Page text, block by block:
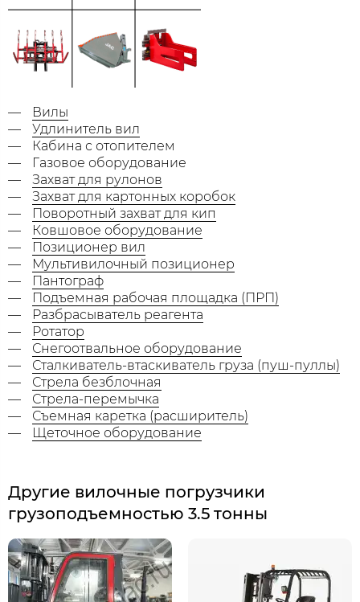
Вилы
Удлинитель вил
Кабина с отопителем
Газовое оборудование
Захват для рулонов
Захват для картонных коробок
Поворотный захват для кип
Ковшовое оборудование
Позиционер вил
Мультивилочный позиционер
Пантограф
Подъемная рабочая площадка (ПРП)
Разбрасыватель реагента
Ротатор
Снегоотвальное оборудование
Сталкиватель-втаскиватель груза (пуш-пуллы)
Стрела безблочная
Стрела-перемычка
Съемная каретка (расширитель)
Щеточное оборудование
Другие вилочные погрузчики
грузоподъемностью 3.5 тонны